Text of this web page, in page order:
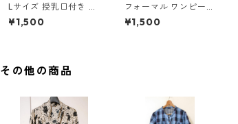
Lサイズ 授乳口付き サ
イドボタンデザイン ワ
ンピース マタニティ
¥1,500
フォーマル ワンピース
5L ブラック ◆KIY-13
00◆
¥1,500
その他の商品